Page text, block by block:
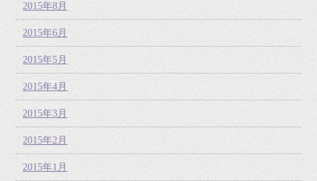
2015年8月
2015年6月
2015年5月
2015年4月
2015年3月
2015年2月
2015年1月